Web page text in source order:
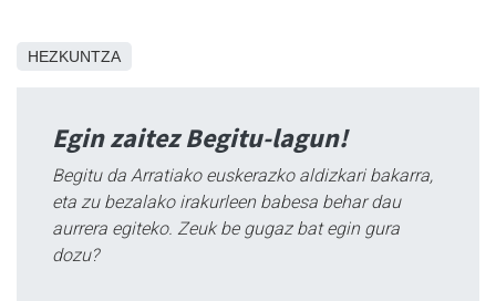
HEZKUNTZA
Egin zaitez Begitu-lagun!
Begitu da Arratiako euskerazko aldizkari bakarra,
eta zu bezalako irakurleen babesa behar dau
aurrera egiteko. Zeuk be gugaz bat egin gura
dozu?